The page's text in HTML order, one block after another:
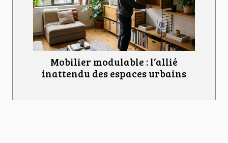
Mobilier modulable : l’allié
inattendu des espaces urbains